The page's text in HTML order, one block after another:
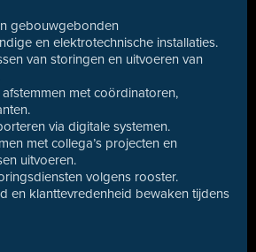
gebouwgebonden
en elektrotechnische installaties.
van storingen en uitvoeren van
met coördinatoren,
via digitale systemen.
met collega’s projecten en
uitvoeren.
volgens rooster.
en klanttevredenheid bewaken tijdens